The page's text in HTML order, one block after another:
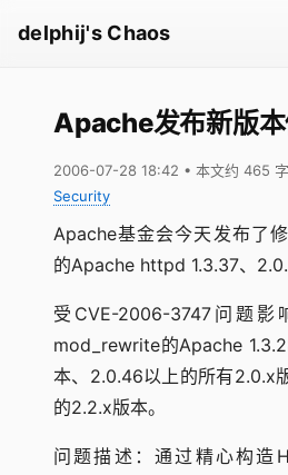
delphij's Chaos
Apache发布新版
2006-07-28 18:42 • 本文约 465
Security
Apache基金会今天发布了
的Apache httpd 1.3.37、
受CVE-2006-3747问题影
mod_rewrite的Apache
本、2.0.46以上的所有2.0.x
的2.2.x版本。
问题描述：通过精心构造